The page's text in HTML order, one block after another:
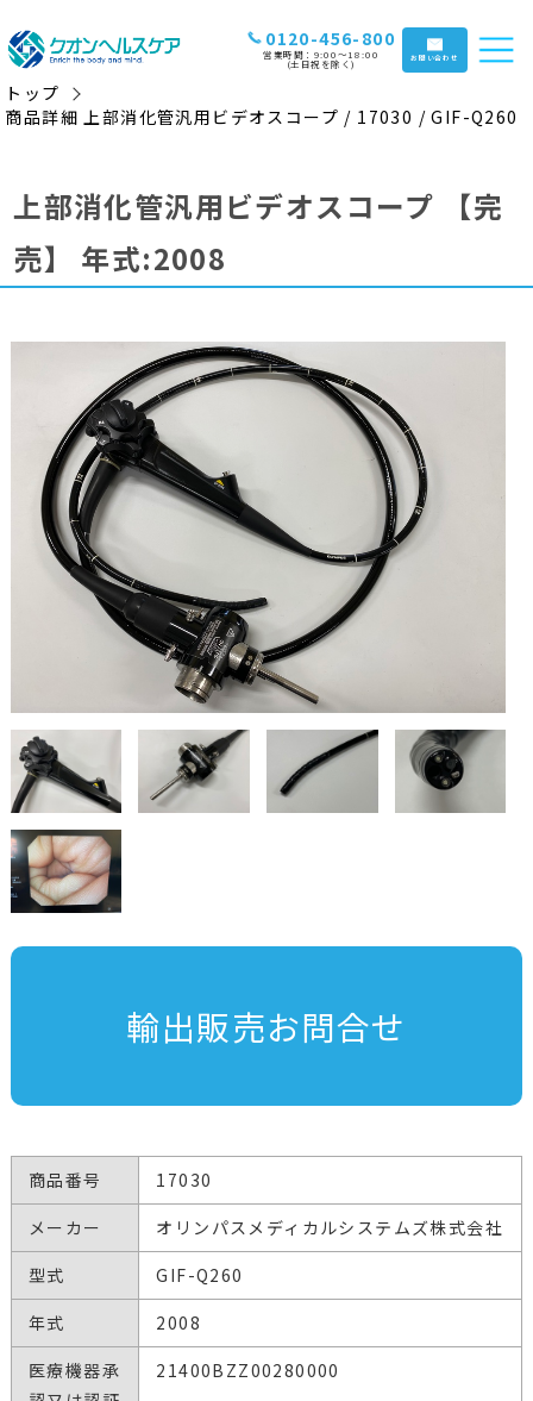
0120-456-800
営業時間：9:00〜18:00
(土日祝を除く) お問い合わせ
トップ
商品詳細 上部消化管汎用ビデオスコープ / 17030 / GIF-Q260
上部消化管汎用ビデオスコープ
【完
売】
年式:2008
輸出販売お問合せ
商品番号
17030
メーカー
オリンパスメディカルシステムズ株式会社
型式
GIF-Q260
年式
2008
医療機器承
21400BZZ00280000